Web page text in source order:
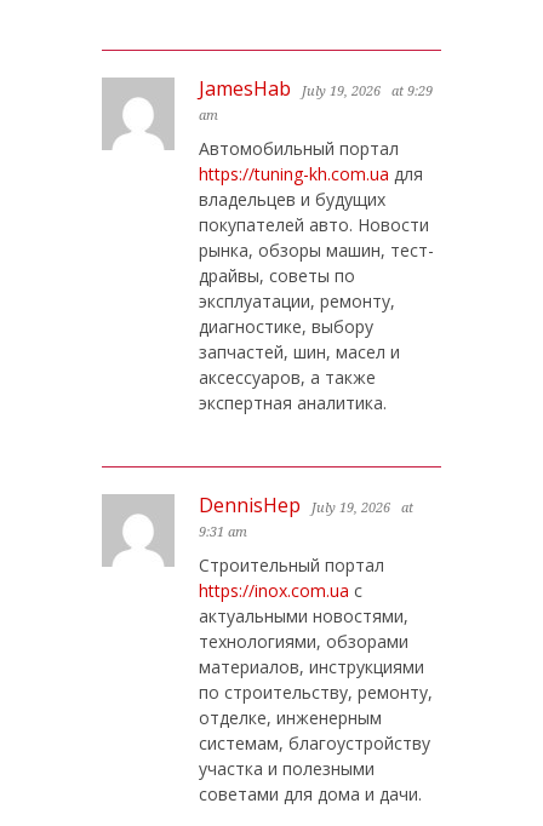
JamesHab July 19, 2026
at 9:29
am
Автомобильный портал
https://tuning-kh.com.ua для
владельцев и будущих
покупателей авто. Новости
рынка, обзоры машин, тест-
драйвы, советы по
эксплуатации, ремонту,
диагностике, выбору
запчастей, шин, масел и
аксессуаров, а также
экспертная аналитика.
DennisHep July 19, 2026
at
9:31 am
Строительный портал
https://inox.com.ua с
актуальными новостями,
технологиями, обзорами
материалов, инструкциями
по строительству, ремонту,
отделке, инженерным
системам, благоустройству
участка и полезными
советами для дома и дачи.